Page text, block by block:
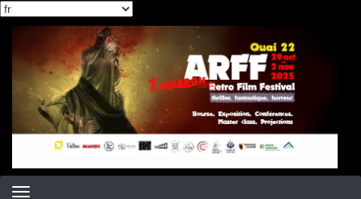
au
contenu
principal
Select
your